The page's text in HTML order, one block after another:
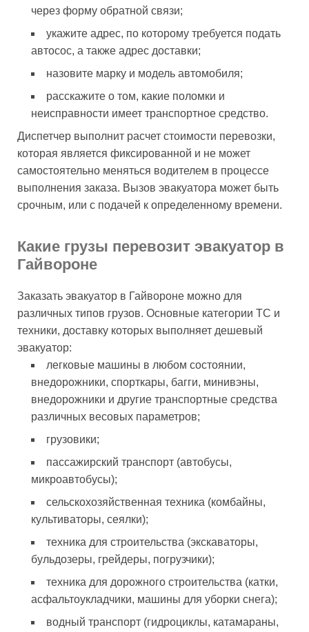
через форму обратной связи;
укажите адрес, по которому требуется подать
автосос, а также адрес доставки;
назовите марку и модель автомобиля;
расскажите о том, какие поломки и
неисправности имеет транспортное средство.
Диспетчер выполнит расчет стоимости перевозки,
которая является фиксированной и не может
самостоятельно меняться водителем в процессе
выполнения заказа. Вызов эвакуатора может быть
срочным, или с подачей к определенному времени.
Какие грузы перевозит эвакуатор в
Гайвороне
Заказать эвакуатор в Гайвороне можно для
различных типов грузов. Основные категории ТС и
техники, доставку которых выполняет дешевый
эвакуатор:
легковые машины в любом состоянии,
внедорожники, спорткары, багги, минивэны,
внедорожники и другие транспортные средства
различных весовых параметров;
грузовики;
пассажирский транспорт (автобусы,
микроавтобусы);
сельскохозяйственная техника (комбайны,
культиваторы, сеялки);
техника для строительства (экскаваторы,
бульдозеры, грейдеры, погрузчики);
техника для дорожного строительства (катки,
асфальтоукладчики, машины для уборки снега);
водный транспорт (гидроциклы, катамараны,